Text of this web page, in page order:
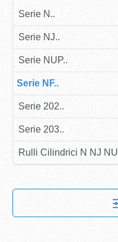
Serie N..
Serie NJ..
Serie NUP..
Serie NF..
Serie 202..
Serie 203..
Rulli Cilindrici N NJ NU